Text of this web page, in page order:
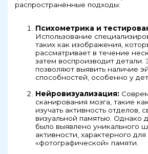
распространённые подходы:
Психометрика и
Использование
таких как изображения,
рассматривает в течение
затем воспроизводит детали.
позволяют выявить наличие
способностей, особенно у
Нейровизуализация:
сканирования мозга, такие
изучать активность отделов,
визуальной памятью. Однако
было выявлено уникального
активности, характерного для
«фотографической» памяти.